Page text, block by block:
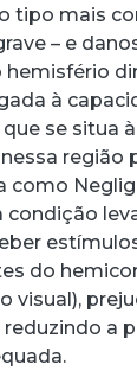
tipo mais
– e
hemisfério
à
se situa
região
como
condição
do
visual),
a